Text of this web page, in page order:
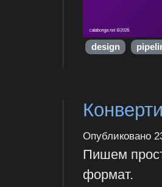
design
Опубликовано
Пишем
формат.